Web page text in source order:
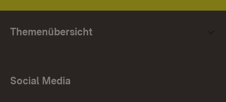
Themenübersicht
Social Media